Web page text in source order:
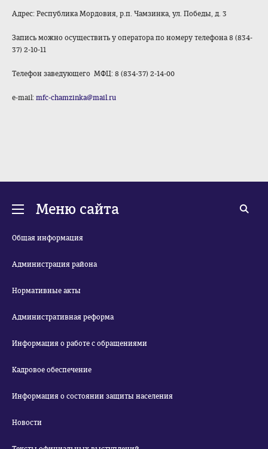
Адрес: Республика Мордовия, р.п. Чамзинка, ул. Победы, д. 3
Запись можно осуществить у оператора по номеру телефона8 (834-
37) 2-10-11
Телефон заведующего МФЦ: 8 (834-37) 2-14-00
е-mail: mfc-chamzinka@mail.ru
Меню сайта
Общая информация
Администрация района
Нормативные акты
Административная реформа
Информация о работе с обращениями
Кадровое обеспечение
Информация о состоянии защиты населения
Новости